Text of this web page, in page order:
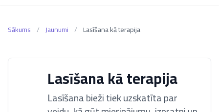
Sākums / Jaunumi / Lasīšana kā terapija
Lasīšana kā terapija
Lasīšana bieži tiek uzskatīta par